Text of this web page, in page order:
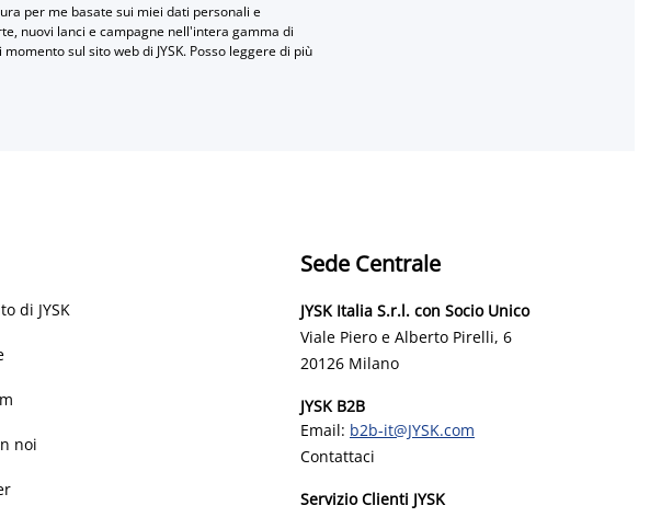
per me basate sui miei dati personali e
nuovi lanci e campagne nell'intera gamma di
sul sito web di JYSK. Posso leggere di più
di JYSK
noi
Sede Centrale
JYSK Italia S.r.l. con Socio Unico
Viale Piero e Alberto Pirelli, 6
20126 Milano
JYSK B2B
Email: b2b-it@JYSK.com
Contattaci
Servizio Clienti JYSK